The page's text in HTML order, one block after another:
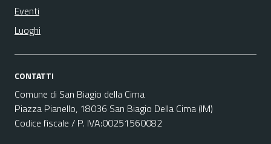
Eventi
Luoghi
CONTATTI
Comune di San Biagio della Cima
Piazza Pianello, 18036 San Biagio Della Cima (IM)
Codice fiscale / P. IVA:00251560082